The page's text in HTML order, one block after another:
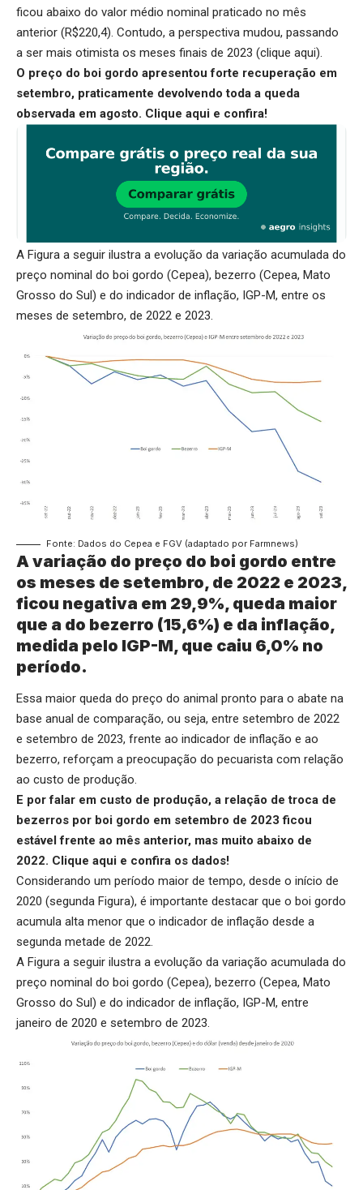
ficou abaixo do valor médio nominal praticado no mês
anterior (R$220,4). Contudo, a perspectiva mudou, passando
a ser mais otimista os meses finais de 2023 (clique aqui).
O preço do boi gordo apresentou forte recuperação em
setembro, praticamente devolvendo toda a queda
observada em agosto. Clique aqui e confira!
A Figura a seguir ilustra a evolução da variação acumulada do
preço nominal do boi gordo (Cepea), bezerro (Cepea, Mato
Grosso do Sul) e do indicador de inflação, IGP-M, entre os
meses de setembro, de 2022 e 2023.
Fonte: Dados do Cepea e FGV (adaptado por Farmnews)
A variação do preço do boi gordo entre
os meses de setembro, de 2022 e 2023,
ficou negativa em 29,9%, queda maior
que a do bezerro (15,6%) e da inflação,
medida pelo IGP-M, que caiu 6,0% no
período.
Essa maior queda do preço do animal pronto para o abate na
base anual de comparação, ou seja, entre setembro de 2022
e setembro de 2023, frente ao indicador de inflação e ao
bezerro, reforçam a preocupação do pecuarista com relação
ao custo de produção.
E por falar em custo de produção, a relação de troca de
bezerros por boi gordo em setembro de 2023 ficou
estável frente ao mês anterior, mas muito abaixo de
2022. Clique aqui e confira os dados!
Considerando um período maior de tempo, desde o início de
2020 (segunda Figura), é importante destacar que o boi gordo
acumula alta menor que o indicador de inflação desde a
segunda metade de 2022.
A Figura a seguir ilustra a evolução da variação acumulada do
preço nominal do boi gordo (Cepea), bezerro (Cepea, Mato
Grosso do Sul) e do indicador de inflação, IGP-M, entre
janeiro de 2020 e setembro de 2023.